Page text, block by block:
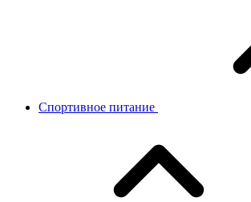
Спортивное питание